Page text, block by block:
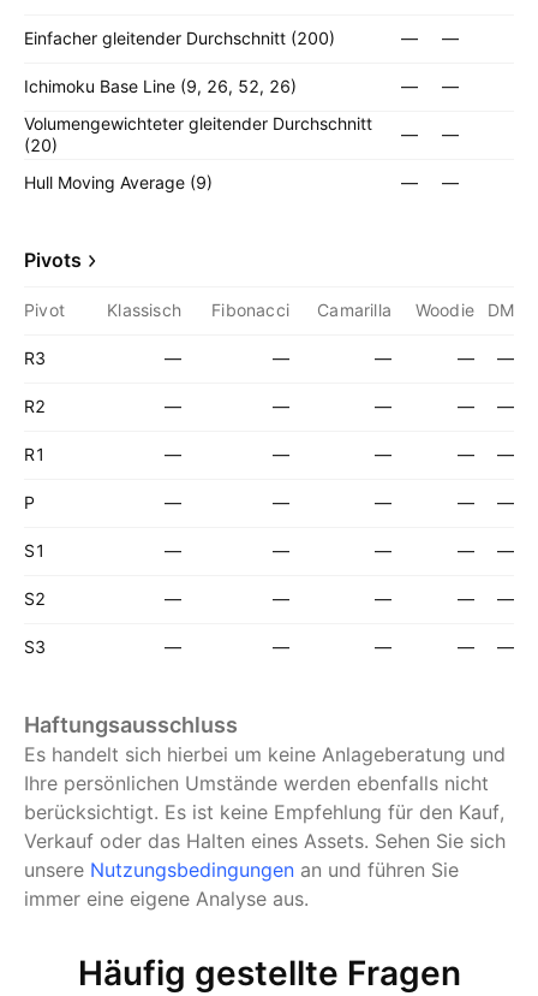
Einfacher gleitender Durchschnitt (200) — —
Ichimoku Base Line (9, 26, 52, 26) —
—
Volumengewichteter gleitender Durchschnitt
(20)
— —
Hull Moving Average (9) — —
Pivots
Pivot Klassisch Fibonacci Camarilla Woodie DM
R3 — — — — —
R2 — — — — —
R1 — — — — —
P — — — — —
S1 — — — — —
S2 — — — — —
S3 — — — — —
Haftungsausschluss
Es handelt sich hierbei um keine Anlageberatung und
Ihre persönlichen Umstände werden ebenfalls nicht
berücksichtigt. Es ist keine Empfehlung für den Kauf,
Verkauf oder das Halten eines Assets. Sehen Sie sich
unsere Nutzungsbedingungen an und führen Sie
immer eine eigene Analyse aus.
Häufig gestellte Fragen